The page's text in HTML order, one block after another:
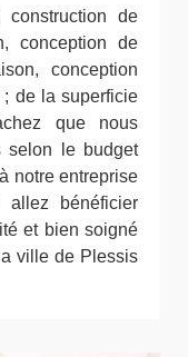
construction de
conception de
conception
; de la superficie
que nous
selon le budget
notre entreprise
allez bénéficier
et bien soigné
ville de Plessis